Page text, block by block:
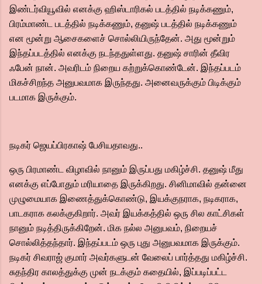
இண்டர்வியூவில் எனக்கு ஹிஸ்டாரிகல் படத்தில் நடிக்கணும்,
பிரம்மாண்ட படத்தில் நடிக்கணும், தனுஷ் படத்தில் நடிக்கணும்
என மூன்று ஆசைகளைச் சொல்லியிருந்தேன். அது மூன்றும்
இந்தப்படத்தில் எனக்கு நடந்ததுள்ளது. தனுஷ் சாரின் தீவிர
ஃபேன் நான். அவரிடம் நிறைய கற்றுக்கொண்டேன். இந்தப்படம்
மிகச்சிறந்த அனுபவமாக இருந்தது. அனைவருக்கும் பிடிக்கும்
படமாக இருக்கும்.
நடிகர் ஜெயப்பிரகாஷ் பேசியதாவது..
ஒரு பிரமாண்ட விழாவில் நானும் இருப்பது மகிழ்ச்சி. தனுஷ் மீது
எனக்கு எப்போதும் மரியாதை இருக்கிறது. சினிமாவில் தன்னை
முழுமையாக இணைத்துக்கொண்டு, இயக்குநராக, நடிகராக,
பாடகராக கலக்குகிறார். அவர் இயக்கத்தில் ஒரு சில காட்சிகள்
நானும் நடித்திருக்கிறேன். மிக நல்ல அனுபவம், நிறையச்
சொல்லித்தந்தார். இந்தப்படம் ஒரு புது அனுபவமாக இருக்கும்.
நடிகர் சிவராஜ் குமார் அவர்களுடன் வேலைப் பார்த்தது மகிழ்ச்சி.
சுதந்திர காலத்துக்கு முன் நடக்கும் கதையில், இப்படிப்பட்ட